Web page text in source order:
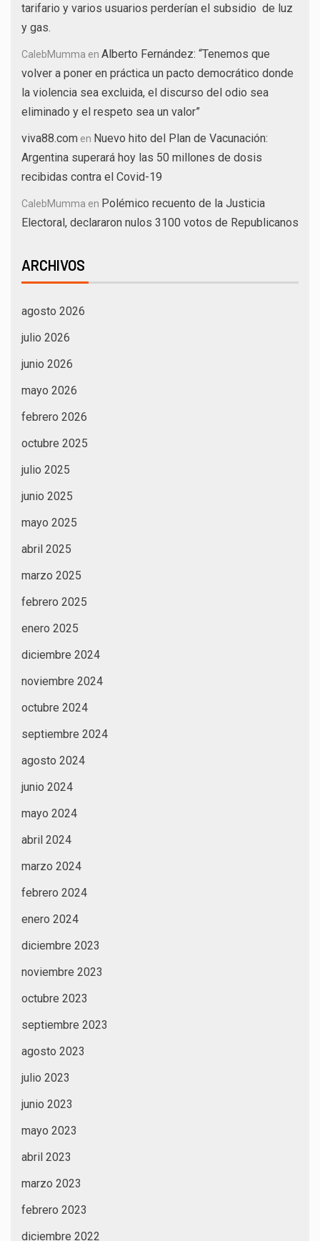
tarifario y varios usuarios perderían el subsidio de luz
y gas.
CalebMumma en Alberto Fernández: “Tenemos que
volver a poner en práctica un pacto democrático donde
la violencia sea excluida, el discurso del odio sea
eliminado y el respeto sea un valor”
viva88.com en Nuevo hito del Plan de Vacunación:
Argentina superará hoy las 50 millones de dosis
recibidas contra el Covid-19
CalebMumma en Polémico recuento de la Justicia
Electoral, declararon nulos 3100 votos de Republicanos
ARCHIVOS
agosto 2026
julio 2026
junio 2026
mayo 2026
febrero 2026
octubre 2025
julio 2025
junio 2025
mayo 2025
abril 2025
marzo 2025
febrero 2025
enero 2025
diciembre 2024
noviembre 2024
octubre 2024
septiembre 2024
agosto 2024
junio 2024
mayo 2024
abril 2024
marzo 2024
febrero 2024
enero 2024
diciembre 2023
noviembre 2023
octubre 2023
septiembre 2023
agosto 2023
julio 2023
junio 2023
mayo 2023
abril 2023
marzo 2023
febrero 2023
diciembre 2022